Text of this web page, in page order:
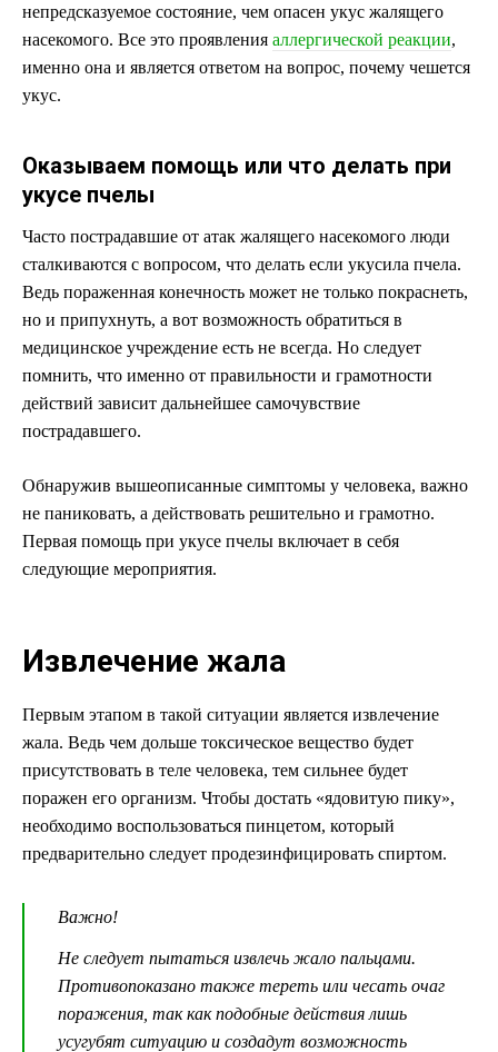
непредсказуемое состояние, чем опасен укус жалящего
насекомого. Все это проявления аллергической реакции,
именно она и является ответом на вопрос, почему чешется
укус.
Оказываем помощь или что делать при
укусе пчелы
Часто пострадавшие от атак жалящего насекомого люди
сталкиваются с вопросом, что делать если укусила пчела.
Ведь пораженная конечность может не только покраснеть,
но и припухнуть, а вот возможность обратиться в
медицинское учреждение есть не всегда. Но следует
помнить, что именно от правильности и грамотности
действий зависит дальнейшее самочувствие
пострадавшего.
Обнаружив вышеописанные симптомы у человека, важно
не паниковать, а действовать решительно и грамотно.
Первая помощь при укусе пчелы включает в себя
следующие мероприятия.
Извлечение жала
Первым этапом в такой ситуации является извлечение
жала. Ведь чем дольше токсическое вещество будет
присутствовать в теле человека, тем сильнее будет
поражен его организм. Чтобы достать «ядовитую пику»,
необходимо воспользоваться пинцетом, который
предварительно следует продезинфицировать спиртом.
Важно!
Не следует пытаться извлечь жало пальцами.
Противопоказано также тереть или чесать очаг
поражения, так как подобные действия лишь
усугубят ситуацию и создадут возможность